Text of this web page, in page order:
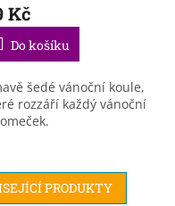
Kč
Do košíku
šedé vánoční koule,
rozzáří každý vánoční
PRODUKTY